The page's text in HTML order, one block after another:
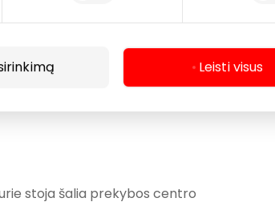
Leisti visus
centro daugiaaukštę
stovėjimo aikštelę,
stoja šalia prekybos centro